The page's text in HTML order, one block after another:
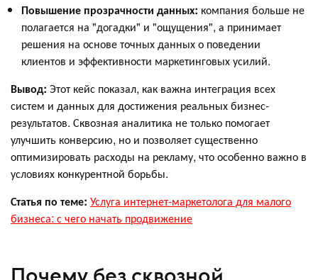
Повышение прозрачности данных: компания больше не
полагается на "догадки" и "ощущения", а принимает
решения на основе точных данных о поведении
клиентов и эффективности маркетинговых усилий.
Вывод: Этот кейс показал, как важна интеграция всех
систем и данных для достижения реальных бизнес-
результатов. Сквозная аналитика не только помогает
улучшить конверсию, но и позволяет существенно
оптимизировать расходы на рекламу, что особенно важно в
условиях конкурентной борьбы.
Статья по теме: Услуга интернет-маркетолога для малого
бизнеса: с чего начать продвижение